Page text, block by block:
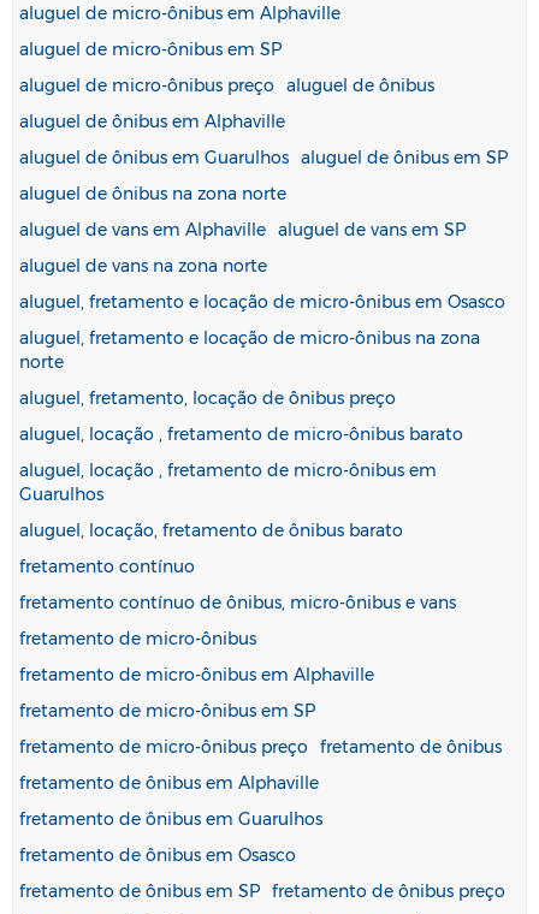
aluguel de micro-ônibus em Alphaville
aluguel de micro-ônibus em SP
aluguel de micro-ônibus preço
aluguel de ônibus
aluguel de ônibus em Alphaville
aluguel de ônibus em Guarulhos aluguel de ônibus em SP
aluguel de ônibus na zona norte
aluguel de vans em Alphaville aluguel de vans em SP
aluguel de vans na zona norte
aluguel, fretamento e locação de micro-ônibus em Osasco
aluguel, fretamento e locação de micro-ônibus na zona
norte
aluguel, fretamento, locação de ônibus preço
aluguel, locação , fretamento de micro-ônibus barato
aluguel, locação , fretamento de micro-ônibus em
Guarulhos
aluguel, locação, fretamento de ônibus barato
fretamento contínuo
fretamento contínuo de ônibus, micro-ônibus e vans
fretamento de micro-ônibus
fretamento de micro-ônibus em Alphaville
fretamento de micro-ônibus em SP
fretamento de micro-ônibus preço
fretamento de ônibus
fretamento de ônibus em Alphaville
fretamento de ônibus em Guarulhos
fretamento de ônibus em Osasco
fretamento de ônibus em SP fretamento de ônibus preço